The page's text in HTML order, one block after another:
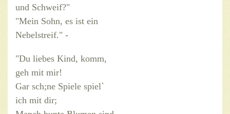
und Schweif?"
"Mein Sohn, es ist ein
Nebelstreif." -
"Du liebes Kind, komm,
geh mit mir!
Gar sch;ne Spiele spiel`
ich mit dir;